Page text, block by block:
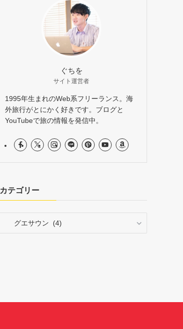
ぐちを
サイト運営者
1995年生まれのWeb系フリーランス。海
外旅行がとにかく好きです。ブログと
YouTubeで旅の情報を発信中。
カテゴリー